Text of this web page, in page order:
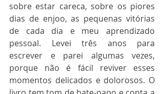
sobre estar careca, sobre os piores
dias de enjoo, as pequenas vitórias
de cada dia e meu aprendizado
pessoal. Levei três anos para
escrever e parei algumas vezes,
porque não é fácil reviver esses
momentos delicados e dolorosos. O